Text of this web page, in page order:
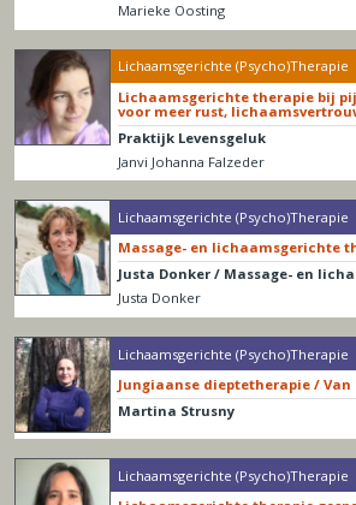
Marieke Oosting
Lichaamsgerichte (Psycho)Therapie
Lichaamsgerichte therapie bij
voor meer rust,
Praktijk Levensgeluk
Janvi Johanna Falzeder
Lichaamsgerichte (Psycho)Therapie
Massage- en lichaamsgerichte
Justa Donker / Massage- en
Justa Donker
Lichaamsgerichte (Psycho)Therapie
Jungiaanse dieptetherapie /
Martina Strusny
Lichaamsgerichte (Psycho)Therapie